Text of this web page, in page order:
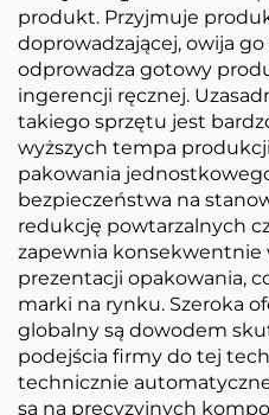
produkt. Przyjmuje
doprowadzającej, owija go
odprowadza gotowy
ingerencji ręcznej.
takiego sprzętu jest
wyższych tempa
pakowania
bezpieczeństwa na
redukcję powtarzalnych
zapewnia konsekwentnie
prezentacji opakowania,
marki na rynku. Szeroka
globalny są dowodem
podejścia firmy do tej
technicznie
są na precyzyjnych